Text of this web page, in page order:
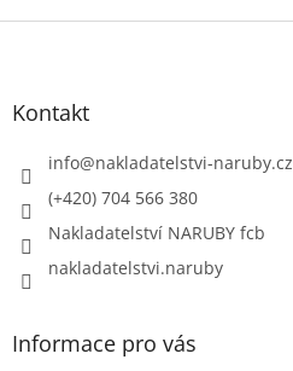
l
p
Z
Kontakt
info@nakladatelstvi-naruby.cz
(+420) 704 566 380
Nakladatelství NARUBY fcb
nakladatelstvi.naruby
Informace pro vás